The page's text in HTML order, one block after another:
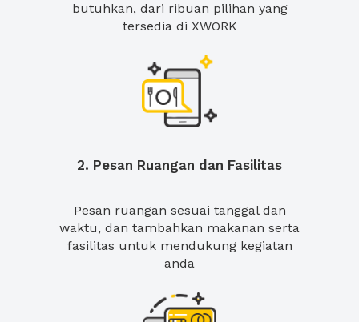
butuhkan, dari ribuan pilihan yang
tersedia di XWORK
2. Pesan Ruangan dan Fasilitas
Pesan ruangan sesuai tanggal dan
waktu, dan tambahkan makanan serta
fasilitas untuk mendukung kegiatan
anda